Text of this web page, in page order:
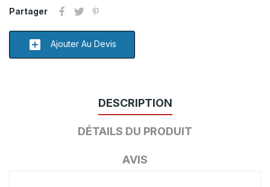
Partager
add_box Ajouter Au Devis
DESCRIPTION
DÉTAILS DU PRODUIT
AVIS